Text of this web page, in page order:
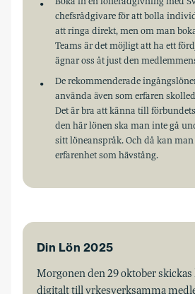
chefsrådgivare för att bolla
att ringa direkt, men om man
Teams är det möjligt att ha ett
ägnar oss åt just den
De rekommenderade
använda även som erfaren
Det är bra att känna till
den här lönen ska man inte gå
sitt löneanspråk. Och då kan
erfarenhet som hävstång.
Din Lön 2025
Morgonen den 29 oktober
digitalt till yrkesverksamma